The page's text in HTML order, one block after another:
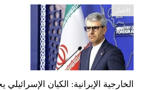
الأخبار
الخارجية الإيرانية: الكيان